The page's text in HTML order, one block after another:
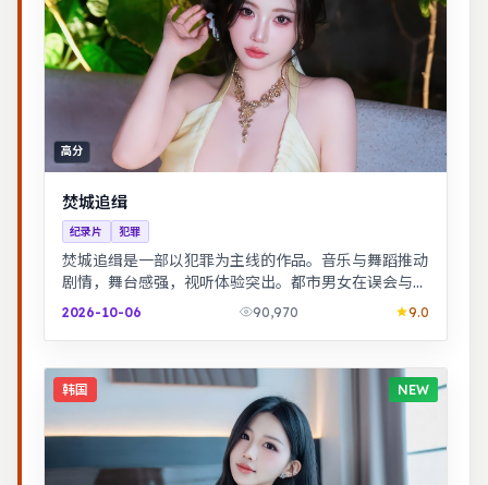
高分
焚城追缉
纪录片 犯罪
焚城追缉是一部以犯罪为主线的作品。音乐与舞蹈推动
剧情，舞台感强，视听体验突出。都市男女在误会与试
探中走近彼此，笑泪交织的成长故事。
2026-10-06 90,970 9.0
韩国 NEW